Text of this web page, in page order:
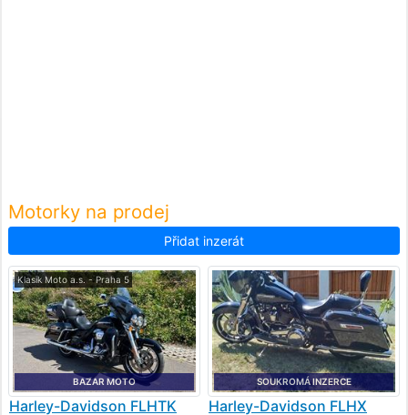
Motorky na prodej
Přidat inzerát
Klasik Moto a.s. - Praha 5
BAZAR MOTO
Harley-Davidson FLHTK
SOUKROMÁ INZERCE
Harley-Davidson FLHX